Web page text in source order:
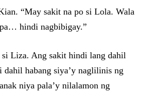
“May sakit na po si Lola. Wala
hindi nagbibigay.”
Liza. Ang sakit hindi lang dahil
habang siya’y naglilinis ng
niya pala’y nilalamon ng